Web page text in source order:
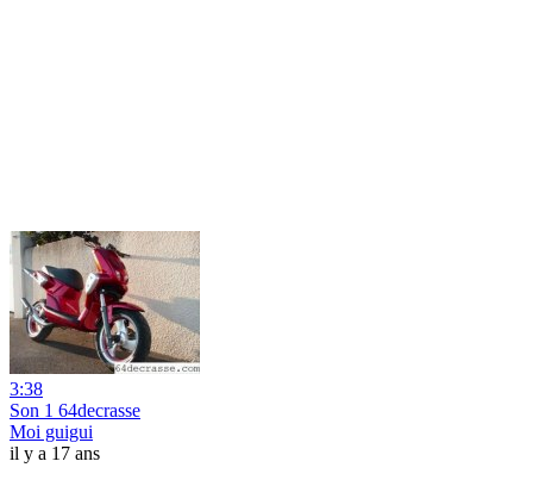
3:38
Son 1 64decrasse
Moi guigui
il y a 17 ans